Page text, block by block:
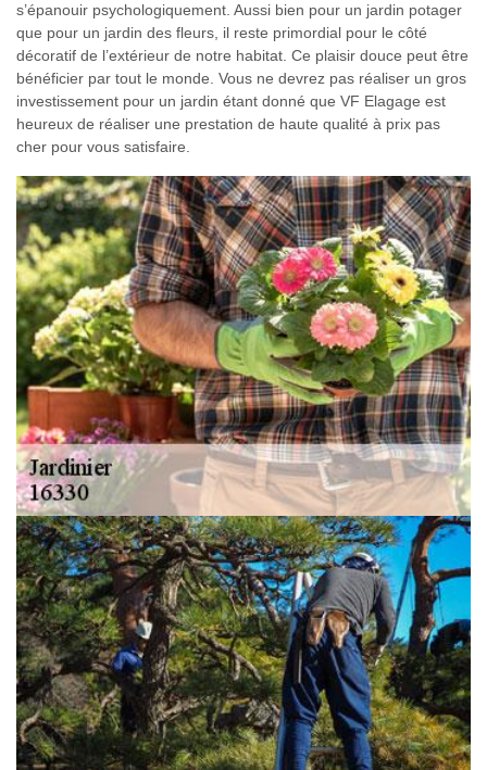
s’épanouir psychologiquement. Aussi bien pour un jardin potager
que pour un jardin des fleurs, il reste primordial pour le côté
décoratif de l’extérieur de notre habitat. Ce plaisir douce peut être
bénéficier par tout le monde. Vous ne devrez pas réaliser un gros
investissement pour un jardin étant donné que VF Elagage est
heureux de réaliser une prestation de haute qualité à prix pas
cher pour vous satisfaire.